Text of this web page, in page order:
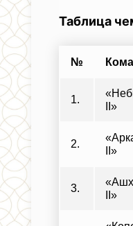
Таблица
№
1.
II»
2.
II»
3.
II»